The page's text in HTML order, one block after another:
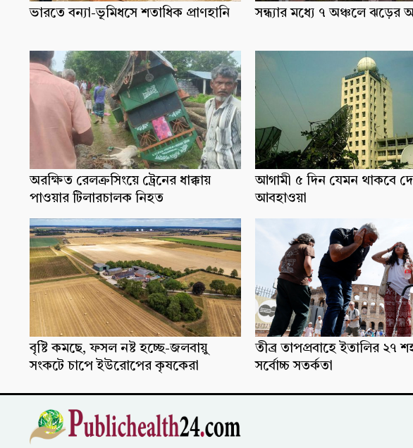
ভারতে বন্যা-ভূমিধসে শতাধিক প্রাণহানি সন্ধ্যার মধ্যে ৭ অঞ্চলে ঝড়ের
অরক্ষিত রেলক্রসিংয়ে ট্রেনের ধাক্কায়
পাওয়ার টিলারচালক নিহত
আগামী ৫ দিন যেমন থাকবে
আবহাওয়া
বৃষ্টি কমছে, ফসল নষ্ট হচ্ছে-জলবায়ু
সংকটে চাপে ইউরোপের কৃষকেরা
তীব্র তাপপ্রবাহে ইতালির ২৭
সর্বোচ্চ সতর্কতা